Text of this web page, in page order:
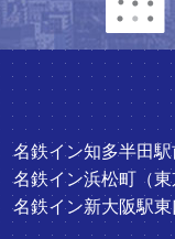
名鉄イン知多半田駅
名鉄イン浜松町（
名鉄イン新大阪駅東